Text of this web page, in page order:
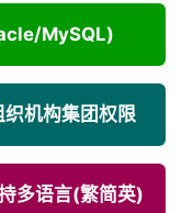
MySQL)
织机构集团权限
多语言(繁简英)